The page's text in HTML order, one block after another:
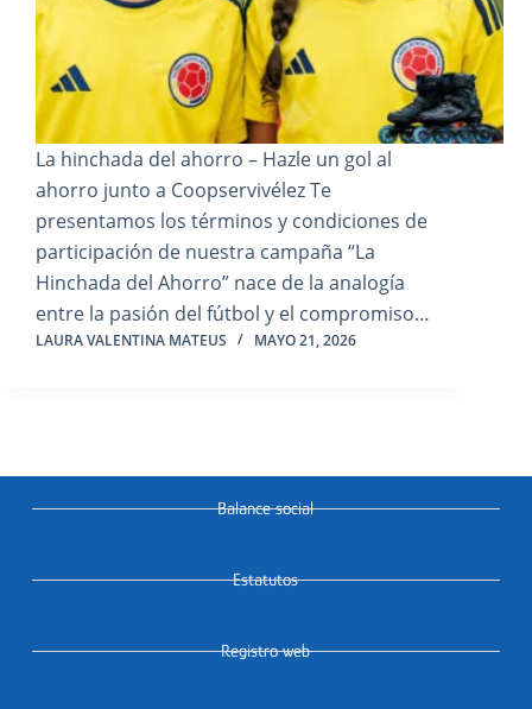
La hinchada del ahorro – Hazle un gol al
ahorro junto a Coopservivélez Te
presentamos los términos y condiciones de
participación de nuestra campaña “La
Hinchada del Ahorro” nace de la analogía
entre la pasión del fútbol y el compromiso…
LAURA VALENTINA MATEUS MAYO 21, 2026
Balance social
Estatutos
Registro web